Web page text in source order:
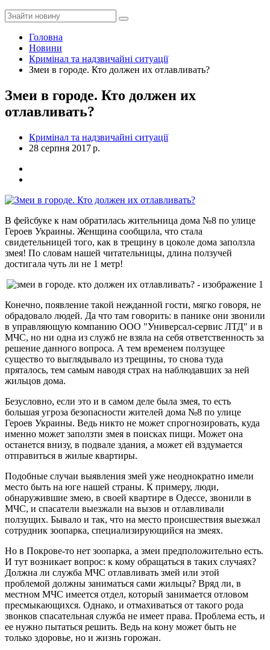
Головна
Новини
Кримінал та надзвичайні ситуації
Змеи в городе. Кто должен их отлавливать?
Змеи в городе. Кто должен их
отлавливать?
Кримінал та надзвичайні ситуації
28 серпня 2017 р.
В фейсбуке к нам обратилась жительница дома №8 по улице
Героев Украины. Женщина сообщила, что стала
свидетельницей того, как в трещину в цоколе дома заползла
змея! По словам нашей читательницы, длина ползучей
достигала чуть ли не 1 метр!
Конечно, появление такой нежданной гости, мягко говоря, не
обрадовало людей. Да что там говорить: в панике они звонили
в управляющую компанию ООО "Универсал-сервис ЛТД" и в
МЧС, но ни одна из служб не взяла на себя ответственность за
решение данного вопроса. А тем временем ползущее
существо то выглядывало из трещины, то снова туда
пряталось, тем самым наводя страх на наблюдавших за ней
жильцов дома.
Безусловно, если это и в самом деле была змея, то есть
большая угроза безопасности жителей дома №8 по улице
Героев Украины. Ведь никто не может спрогнозировать, куда
именно может заползти змея в поисках пищи. Может она
останется внизу, в подвале здания, а может ей вздумается
отправиться в жилые квартиры.
Подобные случаи выявления змей уже неоднократно имели
место быть на юге нашей страны. К примеру, люди,
обнаружившие змею, в своей квартире в Одессе, звонили в
МЧС, и спасатели выезжали на вызов и отлавливали
ползущих. Бывало и так, что на место происшествия выезжал
сотрудник зоопарка, специализирующийся на змеях.
Но в Покрове-то нет зоопарка, а змеи предположительно есть.
И тут возникает вопрос: к кому обращаться в таких случаях?
Должна ли служба МЧС отлавливать змей или этой
проблемой должны заниматься сами жильцы? Вряд ли, в
местном МЧС имеется отдел, который занимается отловом
пресмыкающихся. Однако, и отмахиваться от такого рода
звонков спасательная служба не имеет права. Проблема есть, и
ее нужно пытаться решить. Ведь на кону может быть не
только здоровье, но и жизнь горожан.